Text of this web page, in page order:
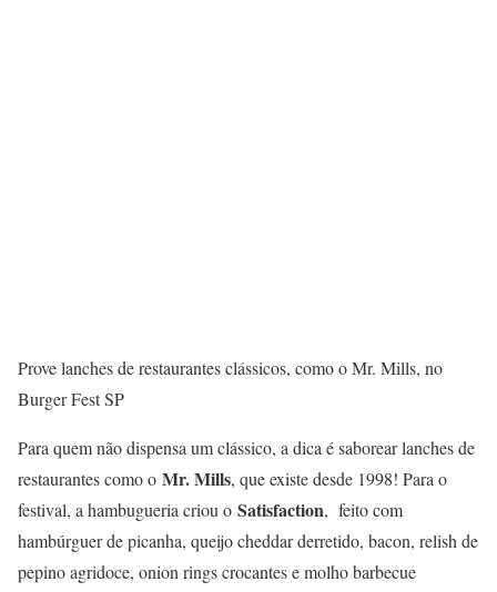
Prove lanches de restaurantes clássicos, como o Mr. Mills, no
Burger Fest SP
Para quem não dispensa um clássico, a dica é saborear lanches de
restaurantes como o Mr. Mills, que existe desde 1998! Para o
festival, a hambugueria criou o Satisfaction, feito com
hambúrguer de picanha, queijo cheddar derretido, bacon, relish de
pepino agridoce, onion rings crocantes e molho barbecue